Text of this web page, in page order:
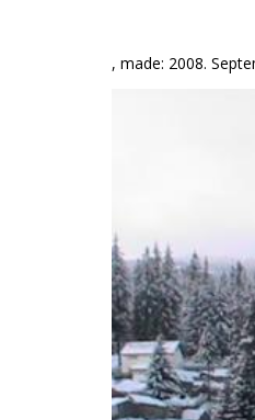
, made: 2008.